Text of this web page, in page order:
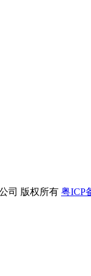
司 版权所有 粤ICP